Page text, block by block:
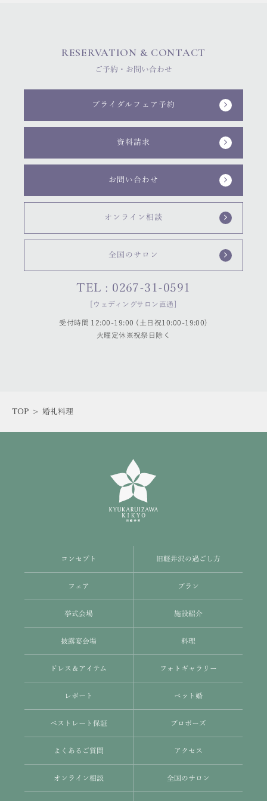
RESERVATION & CONTACT
ご予約・お問い合わせ
ブライダルフェア予約
資料請求
お問い合わせ
オンライン相談
全国のサロン
TEL : 0267-31-0591
[ウェディングサロン直通]
受付時間 12:00-19:00 (土日祝10:00-19:00)
火曜定休※祝祭日除く
TOP > 婚礼料理
コンセプト 旧軽井沢の過ごし方
フェア プラン
挙式会場 施設紹介
披露宴会場 料理
ドレス＆アイテム フォトギャラリー
レポート ペット婚
ベストレート保証 プロポーズ
よくあるご質問 アクセス
オンライン相談 全国のサロン